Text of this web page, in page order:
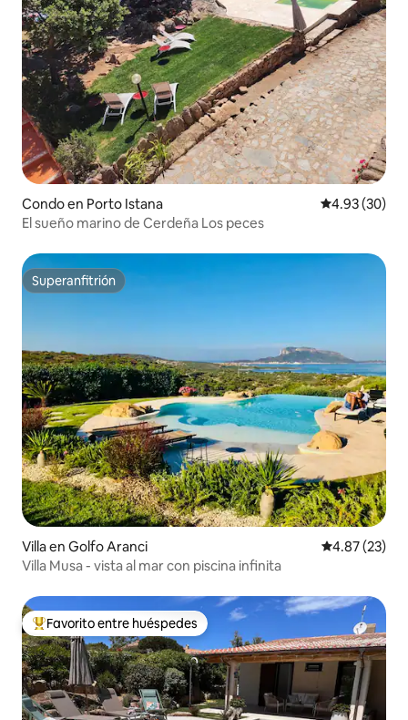
Condo en Porto Istana Calificación
4.93 (30)
El sueño marino de Cerdeña Los peces
Superanfitrión
Superanfitrión
Villa en Golfo Aranci Calificación
4.87 (23)
Villa Musa - vista al mar con piscina infinita
Favorito entre huéspedes preferido
Favorito entre huéspedes